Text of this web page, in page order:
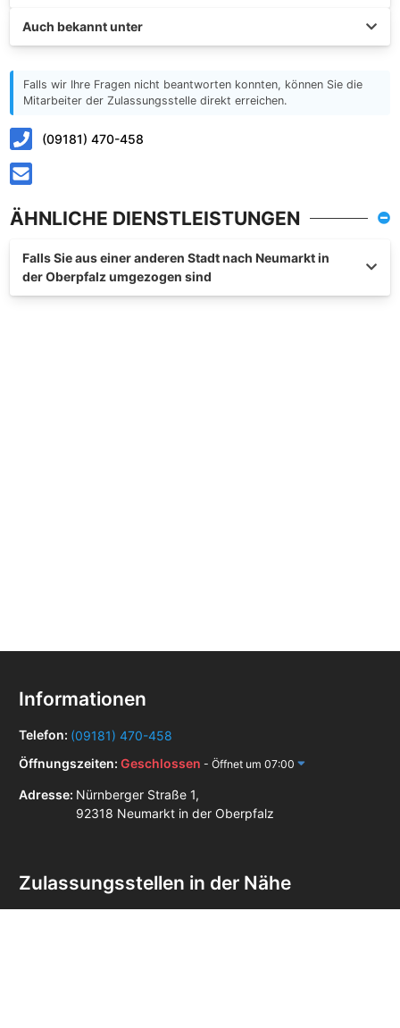
Auch bekannt unter
Falls wir Ihre Fragen nicht beantworten konnten, können Sie die
Mitarbeiter der Zulassungsstelle direkt erreichen.
(09181) 470-458
ÄHNLICHE DIENSTLEISTUNGEN
Falls Sie aus einer anderen Stadt nach Neumarkt in
der Oberpfalz umgezogen sind
Informationen
Telefon: (09181) 470-458
Öffnungszeiten: Geschlossen - Öffnet um 07:00
Adresse: Nürnberger Straße 1,
92318 Neumarkt in der Oberpfalz
Zulassungsstellen in der Nähe